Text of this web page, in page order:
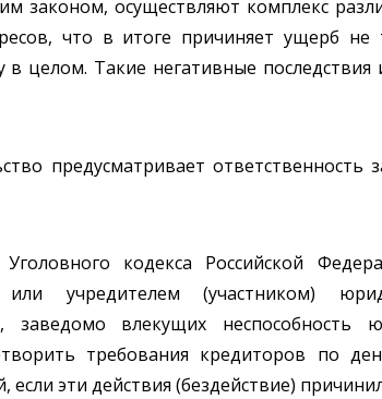
законом, осуществляют комплекс
что в итоге причиняет ущерб
в целом. Такие негативные
предусматривает
кодекса Российской
или учредителем (участником)
заведомо влекущих неспособность
требования кредиторов по
если эти действия (бездействие)